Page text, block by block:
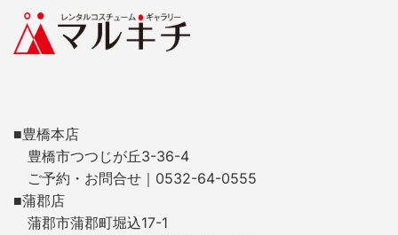
■豊橋本店
豊橋市つつじが丘3-36-4
ご予約・お問合せ｜0532-64-0555
■蒲郡店
蒲郡市蒲郡町堀込17-1